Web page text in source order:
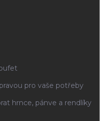
pro vaše potřeby
hrnce, pánve a rendlíky